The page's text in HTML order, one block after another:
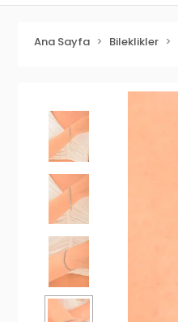
Ana Sayfa Bileklikler